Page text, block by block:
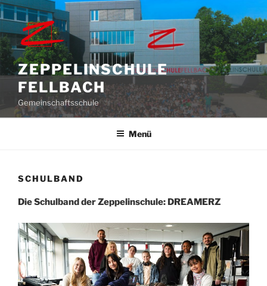
Zum
Inhalt
springen
ZEPPELINSCHULE
FELLBACH
Gemeinschaftsschule
Menü
SCHULBAND
Die Schulband der Zeppelinschule: DREAMERZ